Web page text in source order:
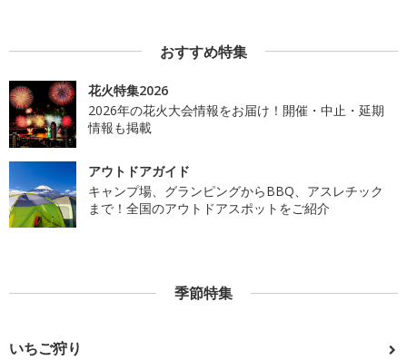
おすすめ特集
花火特集2026
2026年の花火大会情報をお届け！開催・中止・延期
情報も掲載
アウトドアガイド
キャンプ場、グランピングからBBQ、アスレチック
まで！全国のアウトドアスポットをご紹介
季節特集
いちご狩り